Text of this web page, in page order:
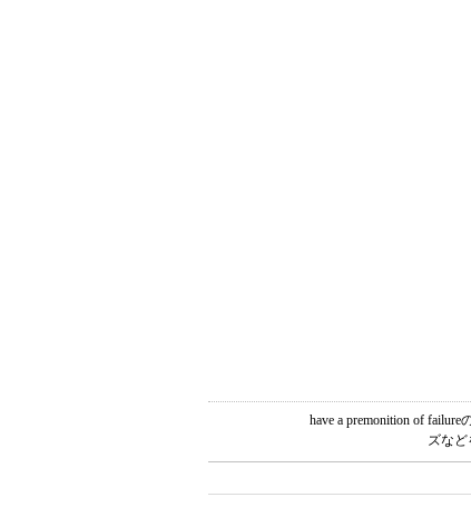
have a premonition of
ズなど